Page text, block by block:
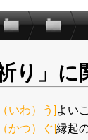
り」に
いわ）う] よい
かつ）ぐ]縁起